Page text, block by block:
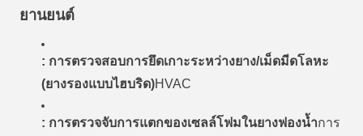
ยานยนต์
: การตรวจสอบการยึดเกาะระหว่างยาง/เม็ดมีดโลหะ
(ยางรองแบบไฮบริด)HVAC
: การตรวจจับการแตกของเซลล์โฟมในยางฟองน้ำการ